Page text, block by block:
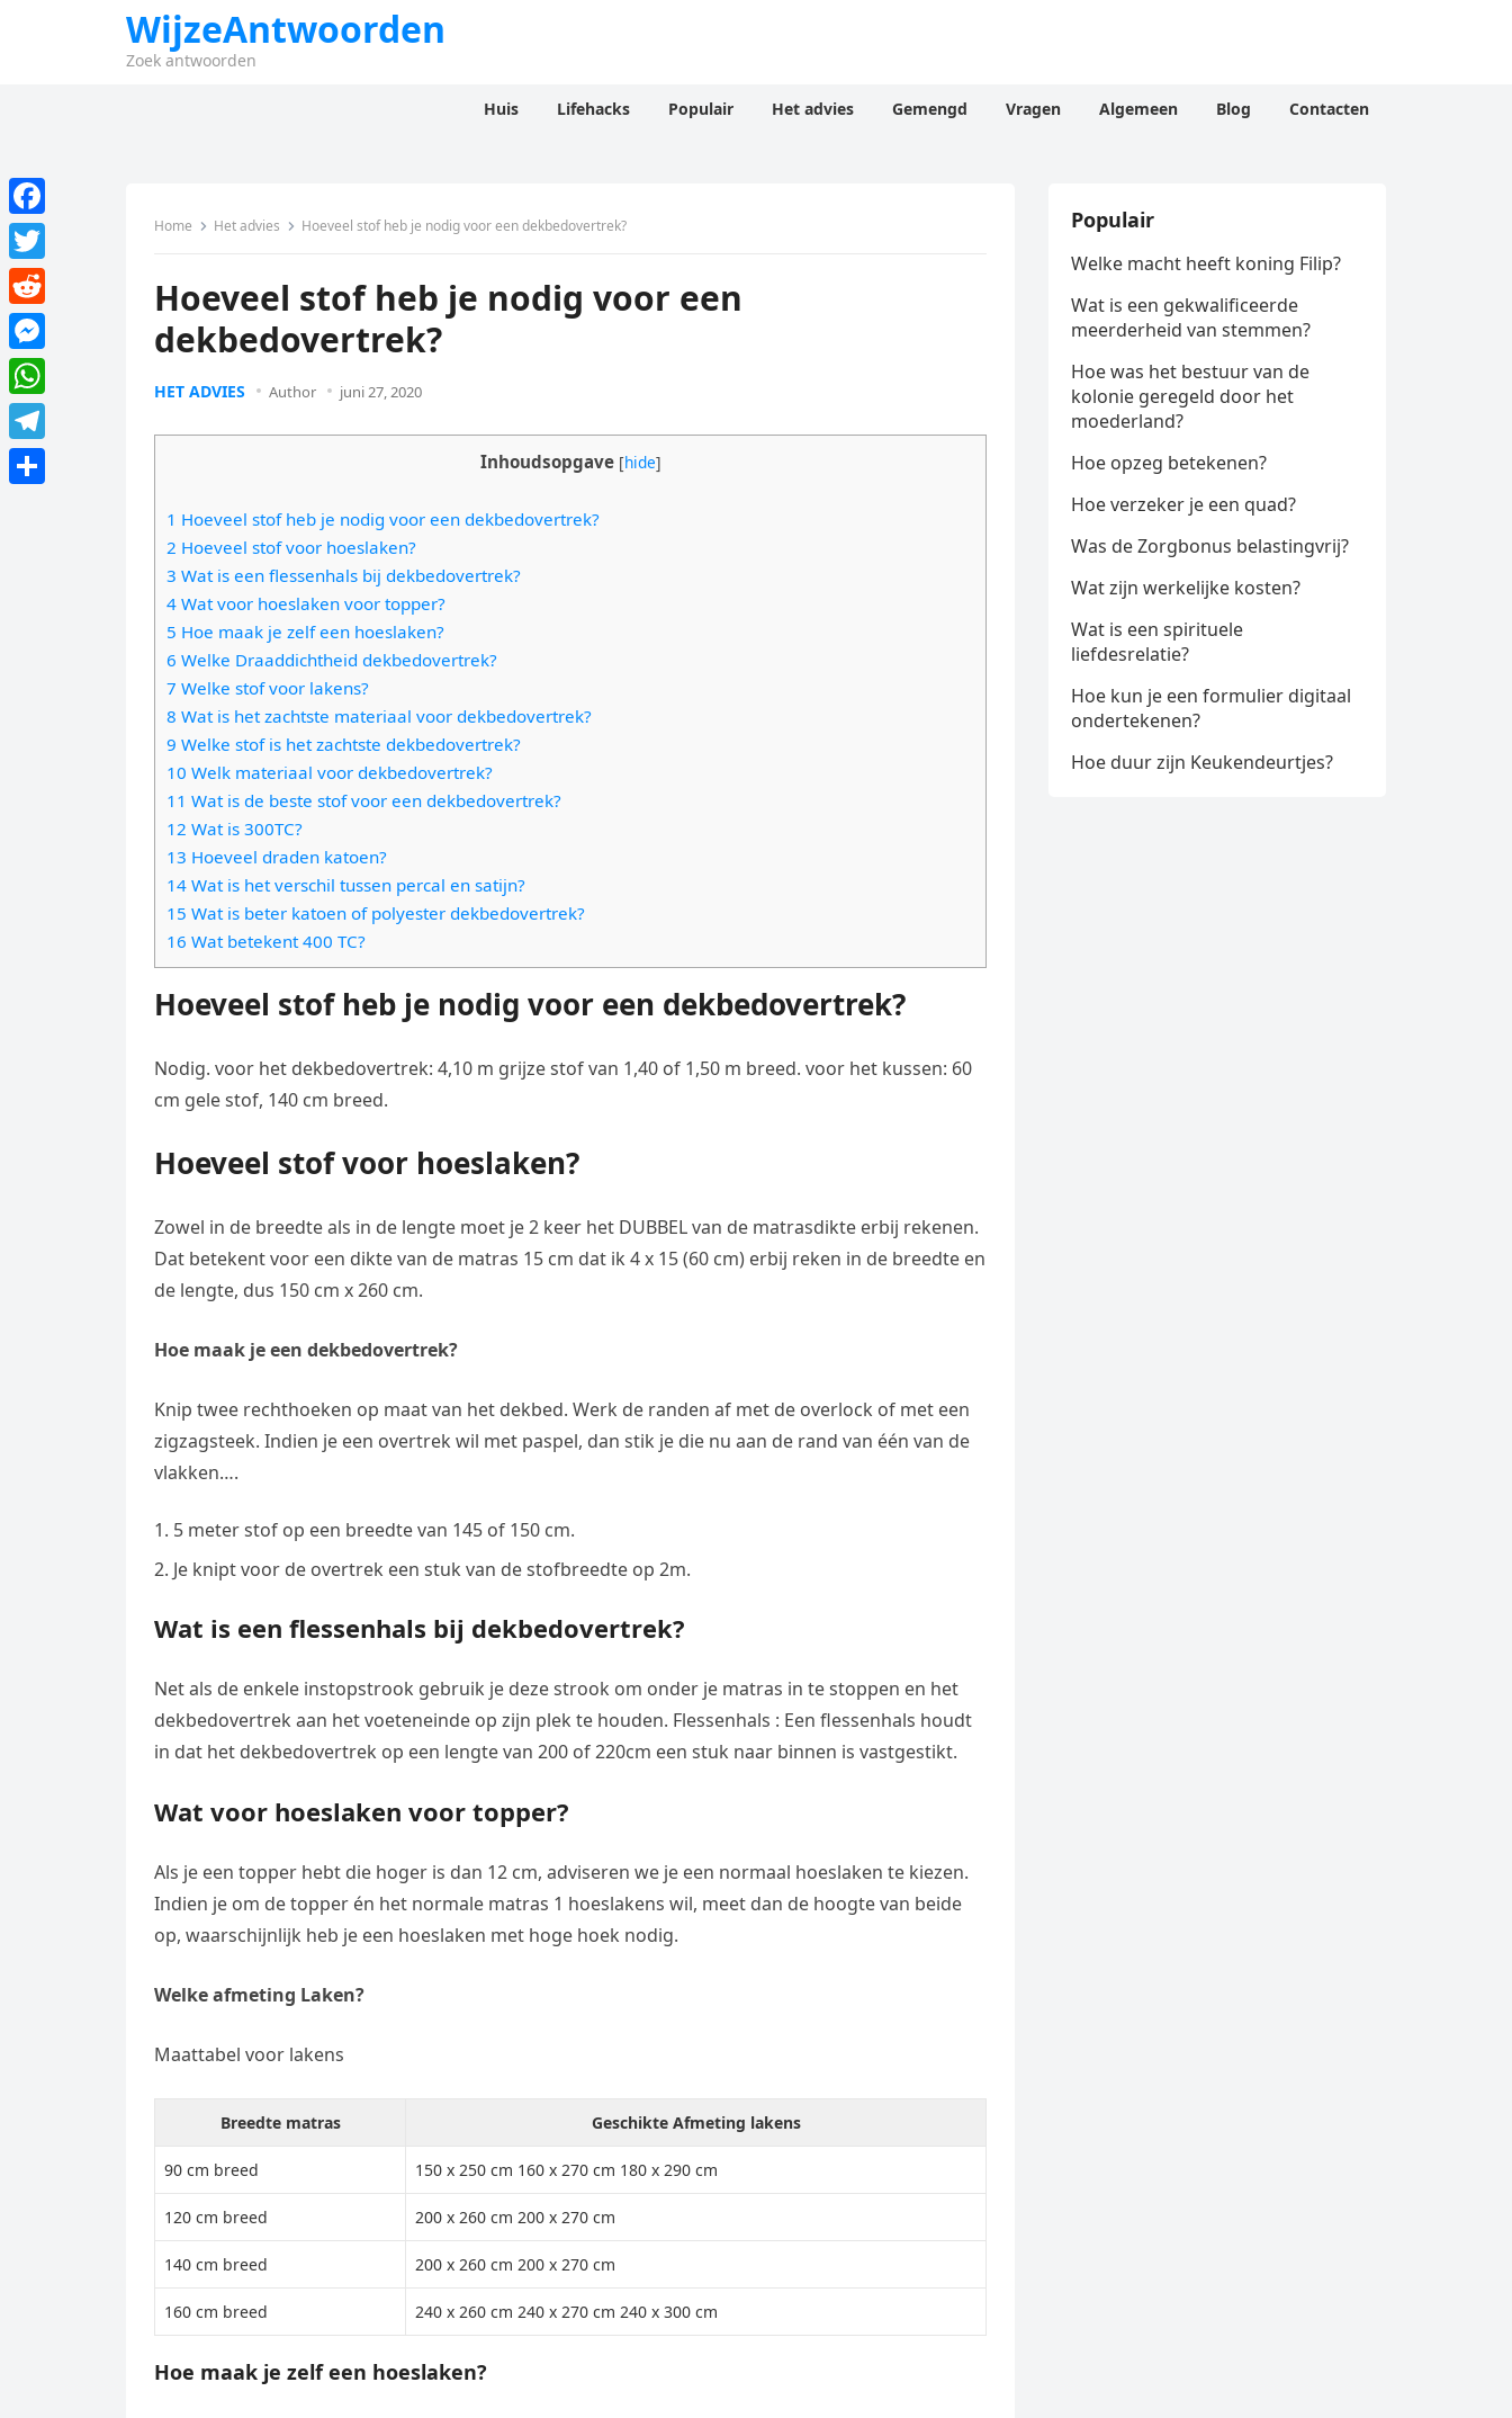
WijzeAntwoorden
Zoek antwoorden
Huis Lifehacks Populair Het advies Gemengd Vragen Algemeen Blog Contacten
Home Het advies Hoeveel stof heb je nodig voor een dekbedovertrek?
Hoeveel stof heb je nodig voor een
dekbedovertrek?
HET ADVIES Author juni 27, 2020
Inhoudsopgave [hide]
1 Hoeveel stof heb je nodig voor een dekbedovertrek?
2 Hoeveel stof voor hoeslaken?
3 Wat is een flessenhals bij dekbedovertrek?
4 Wat voor hoeslaken voor topper?
5 Hoe maak je zelf een hoeslaken?
6 Welke Draaddichtheid dekbedovertrek?
7 Welke stof voor lakens?
8 Wat is het zachtste materiaal voor dekbedovertrek?
9 Welke stof is het zachtste dekbedovertrek?
10 Welk materiaal voor dekbedovertrek?
11 Wat is de beste stof voor een dekbedovertrek?
12 Wat is 300TC?
13 Hoeveel draden katoen?
14 Wat is het verschil tussen percal en satijn?
15 Wat is beter katoen of polyester dekbedovertrek?
16 Wat betekent 400 TC?
Hoeveel stof heb je nodig voor een dekbedovertrek?
Nodig. voor het dekbedovertrek: 4,10 m grijze stof van 1,40 of 1,50 m breed. voor het kussen: 60
cm gele stof, 140 cm breed.
Hoeveel stof voor hoeslaken?
Zowel in de breedte als in de lengte moet je 2 keer het DUBBEL van de matrasdikte erbij rekenen.
Dat betekent voor een dikte van de matras 15 cm dat ik 4 x 15 (60 cm) erbij reken in de breedte en
de lengte, dus 150 cm x 260 cm.
Hoe maak je een dekbedovertrek?
Knip twee rechthoeken op maat van het dekbed. Werk de randen af met de overlock of met een
zigzagsteek. Indien je een overtrek wil met paspel, dan stik je die nu aan de rand van één van de
vlakken….
5 meter stof op een breedte van 145 of 150 cm.
Je knipt voor de overtrek een stuk van de stofbreedte op 2m.
Wat is een flessenhals bij dekbedovertrek?
Net als de enkele instopstrook gebruik je deze strook om onder je matras in te stoppen en het
dekbedovertrek aan het voeteneinde op zijn plek te houden. Flessenhals : Een flessenhals houdt
in dat het dekbedovertrek op een lengte van 200 of 220cm een stuk naar binnen is vastgestikt.
Wat voor hoeslaken voor topper?
Als je een topper hebt die hoger is dan 12 cm, adviseren we je een normaal hoeslaken te kiezen.
Indien je om de topper én het normale matras 1 hoeslakens wil, meet dan de hoogte van beide
op, waarschijnlijk heb je een hoeslaken met hoge hoek nodig.
Welke afmeting Laken?
Maattabel voor lakens
Breedte matras Geschikte Afmeting lakens
90 cm breed 150 x 250 cm 160 x 270 cm 180 x 290 cm
120 cm breed 200 x 260 cm 200 x 270 cm
140 cm breed 200 x 260 cm 200 x 270 cm
160 cm breed 240 x 260 cm 240 x 270 cm 240 x 300 cm
Hoe maak je zelf een hoeslaken?
Populair
Welke macht heeft koning Filip?
Wat is een gekwalificeerde
meerderheid van stemmen?
Hoe was het bestuur van de
kolonie geregeld door het
moederland?
Hoe opzeg betekenen?
Hoe verzeker je een quad?
Was de Zorgbonus belastingvrij?
Wat zijn werkelijke kosten?
Wat is een spirituele
liefdesrelatie?
Hoe kun je een formulier digitaal
ondertekenen?
Hoe duur zijn Keukendeurtjes?
F
a
c
e
b
o
o
k
T
w
i
t
t
e
R
e
d
d
M
e
s
s
W
h
a
T